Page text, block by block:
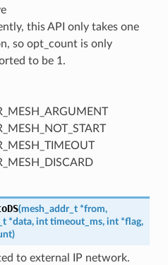
this API only takes one
so opt_count is only
to be 1.
(mesh_addr_t *from,
*data, int timeout_ms, int *flag,
)
to external IP network.